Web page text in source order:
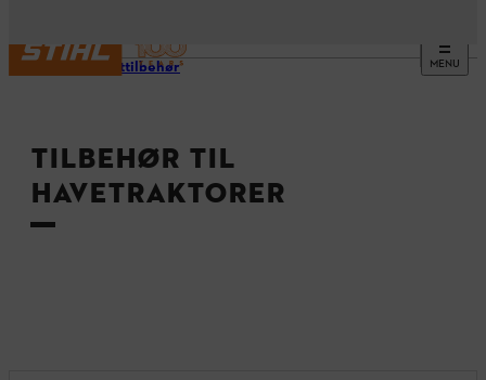
MENU
Produkttilbehør
TILBEHØR TIL
HAVETRAKTORER